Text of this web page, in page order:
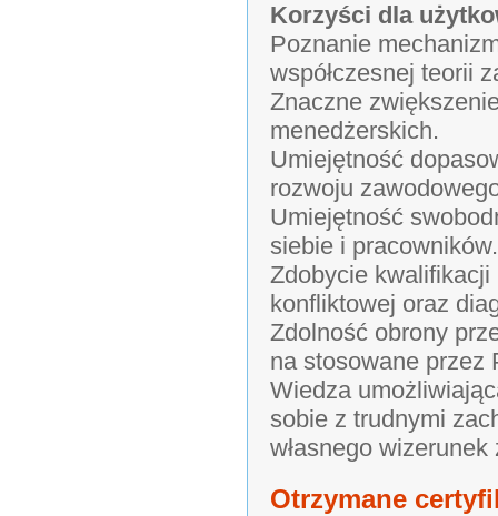
Korzyści dla
Poznanie
współczesnej teorii
Znaczne
menedżerskich.
Umiejętność
rozwoju
Umiejętność
siebie i pracowników.
Zdobycie
konfliktowej oraz
Zdolność obrony
na stosowane przez
Wiedza
sobie z trudnymi
własnego
Otrzymane